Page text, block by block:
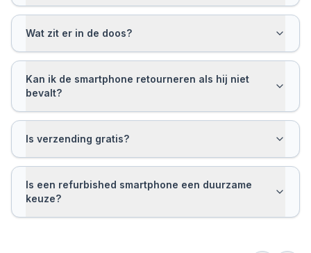
Wat zit er in de doos?
Kan ik de smartphone retourneren als hij niet
bevalt?
Is verzending gratis?
Is een refurbished smartphone een duurzame
keuze?